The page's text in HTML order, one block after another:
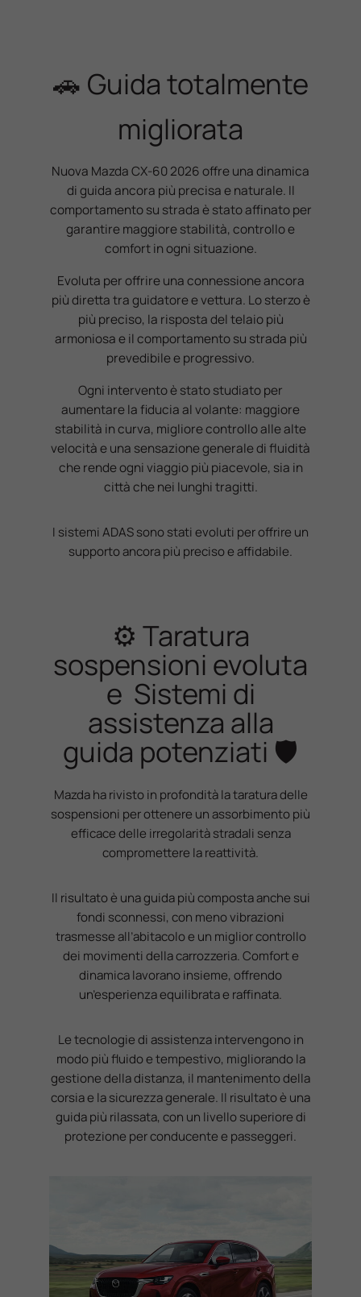
🚗 Guida totalmente
migliorata
Nuova Mazda CX-60 2026 offre una dinamica
di guida ancora più precisa e naturale. Il
comportamento su strada è stato affinato per
garantire maggiore stabilità, controllo e
comfort in ogni situazione.
Evoluta per offrire una connessione ancora
più diretta tra guidatore e vettura. Lo sterzo è
più preciso, la risposta del telaio più
armoniosa e il comportamento su strada più
prevedibile e progressivo.
Ogni intervento è stato studiato per
aumentare la fiducia al volante: maggiore
stabilità in curva, migliore controllo alle alte
velocità e una sensazione generale di fluidità
che rende ogni viaggio più piacevole, sia in
città che nei lunghi tragitti.
I sistemi ADAS sono stati evoluti per offrire un
supporto ancora più preciso e affidabile.
⚙️ Taratura
sospensioni evoluta
e Sistemi di
assistenza alla
guida potenziati 🛡️
Mazda ha rivisto in profondità la taratura delle
sospensioni per ottenere un assorbimento più
efficace delle irregolarità stradali senza
compromettere la reattività.
Il risultato è una guida più composta anche sui
fondi sconnessi, con meno vibrazioni
trasmesse all’abitacolo e un miglior controllo
dei movimenti della carrozzeria. Comfort e
dinamica lavorano insieme, offrendo
un’esperienza equilibrata e raffinata.
Le tecnologie di assistenza intervengono in
modo più fluido e tempestivo, migliorando la
gestione della distanza, il mantenimento della
corsia e la sicurezza generale. Il risultato è una
guida più rilassata, con un livello superiore di
protezione per conducente e passeggeri.